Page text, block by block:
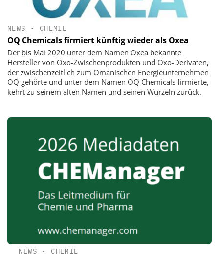
NEWS • CHEMIE
OQ Chemicals firmiert künftig wieder als Oxea
Der bis Mai 2020 unter dem Namen Oxea bekannte
Hersteller von Oxo-Zwischenprodukten und Oxo-Derivaten,
der zwischenzeitlich zum Omanischen Energieunternehmen
OQ gehörte und unter dem Namen OQ Chemicals firmierte,
kehrt zu seinem alten Namen und seinen Wurzeln zurück.
NEWS • CHEMIE